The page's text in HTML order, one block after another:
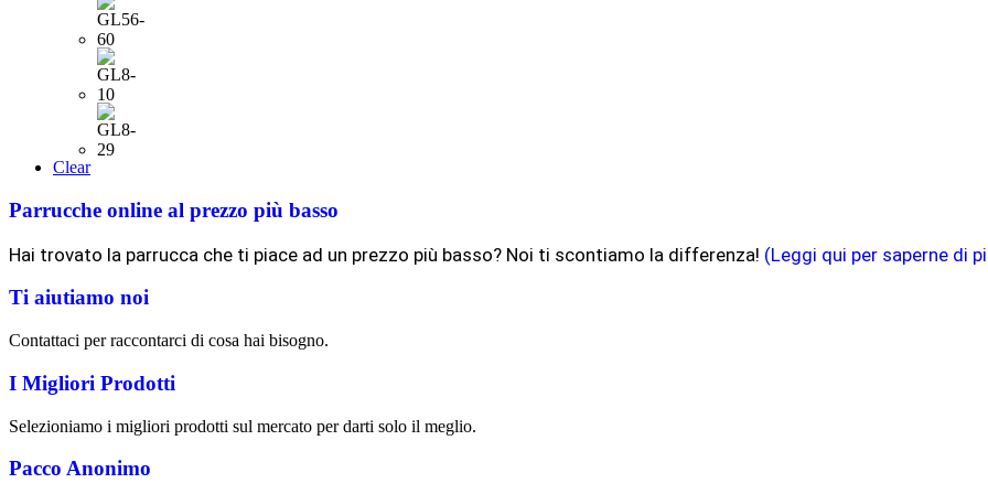
Clear
Parrucche online al prezzo più basso
Hai trovato la parrucca che ti piace ad un prezzo più basso? Noi ti scontiamo la differenza! (Leggi qui per saperne di
Ti aiutiamo noi
Contattaci per raccontarci di cosa hai bisogno.
I Migliori Prodotti
Selezioniamo i migliori prodotti sul mercato per darti solo il meglio.
Pacco Anonimo